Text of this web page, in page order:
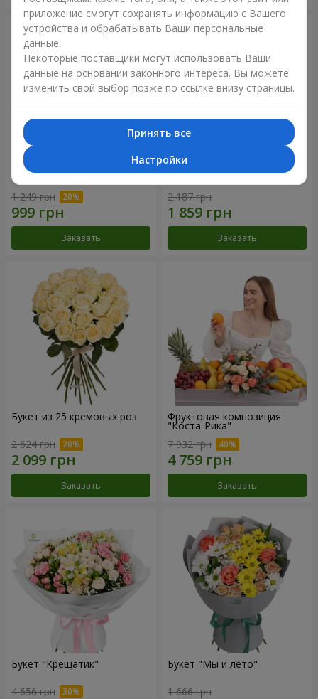
Букет "Времена года"
1 249 грн
Заказать
Букет из 21 кремовой розы
2 187 грн
Заказать
Букет из 25 кремовых роз
2 624 грн
Заказать
Фруктовая композиция
"Коста-Рика"
7 932 грн
Заказать
Букет "Крещатик"
4 656 грн
Букет "Мы и лето"
1 666 грн
приложение смогут сохранять информацию с Вашего
устройства и обрабатывать Ваши персональные
данные.
Некоторые поставщики могут использовать Ваши
данные на основании законного интереса. Вы можете
изменить свой выбор позже по ссылке внизу страницы.
Принять все
Настройки